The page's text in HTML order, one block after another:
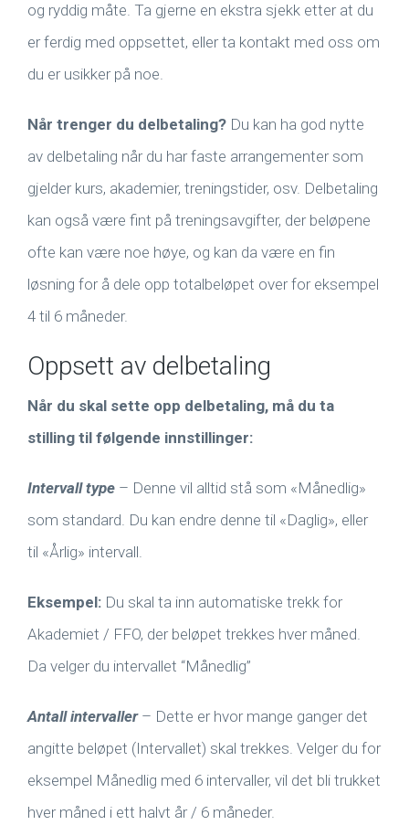
og ryddig måte. Ta gjerne en ekstra sjekk etter at du
er ferdig med oppsettet, eller ta kontakt med oss om
du er usikker på noe.
Når trenger du delbetaling? Du kan ha god nytte
av delbetaling når du har faste arrangementer som
gjelder kurs, akademier, treningstider, osv. Delbetaling
kan også være fint på treningsavgifter, der beløpene
ofte kan være noe høye, og kan da være en fin
løsning for å dele opp totalbeløpet over for eksempel
4 til 6 måneder.
Oppsett av delbetaling
Når du skal sette opp delbetaling, må du ta
stilling til følgende innstillinger:
Intervall type – Denne vil alltid stå som «Månedlig»
som standard. Du kan endre denne til «Daglig», eller
til «Årlig» intervall.
Eksempel: Du skal ta inn automatiske trekk for
Akademiet / FFO, der beløpet trekkes hver måned.
Da velger du intervallet “Månedlig”
Antall intervaller– Dette er hvor mange ganger det
angitte beløpet (Intervallet) skal trekkes. Velger du for
eksempel Månedlig med 6 intervaller, vil det bli trukket
hver måned i ett halvt år / 6 måneder.